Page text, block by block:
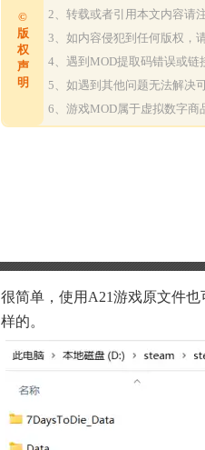
©
版
权
声
明
2、转载或者引用本文内容请
3、如内容侵犯到任何版权，
4、遇到MOD提取码错误或链
5、如遇到其他问题无法解决
6、游戏MOD属于虚拟数字商
很简单，使用A21游戏原文件也
样的。